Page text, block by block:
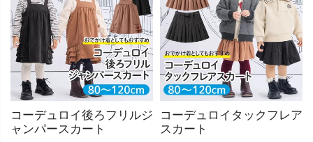
コーデュロイ後ろフリルジ
ャンパースカート
コーデュロイタックフレア
スカート